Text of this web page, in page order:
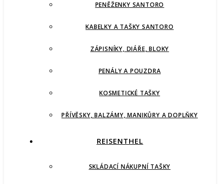
PENĚŽENKY SANTORO
KABELKY A TAŠKY SANTORO
ZÁPISNÍKY, DIÁŘE, BLOKY
PENÁLY A POUZDRA
KOSMETICKÉ TAŠKY
PŘÍVĚSKY, BALZÁMY, MANIKŮRY A DOPLŇKY
REISENTHEL
SKLÁDACÍ NÁKUPNÍ TAŠKY